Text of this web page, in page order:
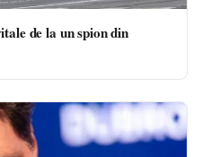
de la un spion din